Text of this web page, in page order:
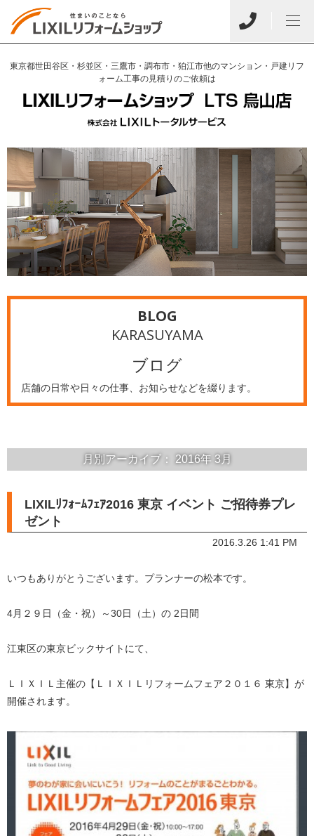
東京都世田谷区・杉並区・三鷹市・調布市・狛江市他のマンション・戸建リフ
ォーム工事の見積りのご依頼は
BLOG
KARASUYAMA
ブログ
店舗の日常や日々の仕事、お知らせなどを綴ります。
月別アーカイブ： 2016年 3月
LIXILﾘﾌｫｰﾑﾌｪｱ2016 東京 イベント ご招待券プレ
ゼント
2016.3.26 1:41 PM
いつもありがとうございます。プランナーの松本です。
4月２９日（金・祝）～30日（土）の 2日間
江東区の東京ビックサイトにて、
ＬＩＸＩＬ主催の【ＬＩＸＩＬリフォームフェア２０１６ 東京】が
開催されます。